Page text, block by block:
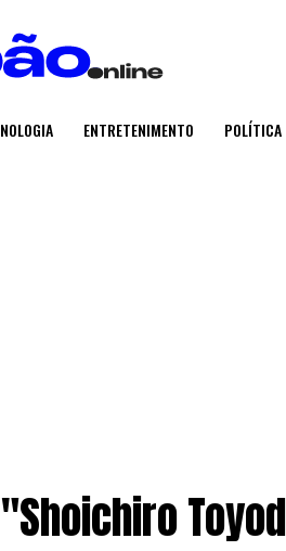
ENTRETENIMENTO POLÍTICA